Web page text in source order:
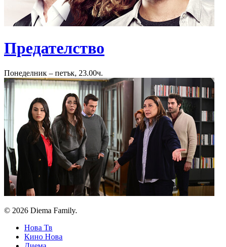
Предателство
Понеделник – петък, 23.00ч.
© 2026 Diema Family.
Нова Тв
Кино Нова